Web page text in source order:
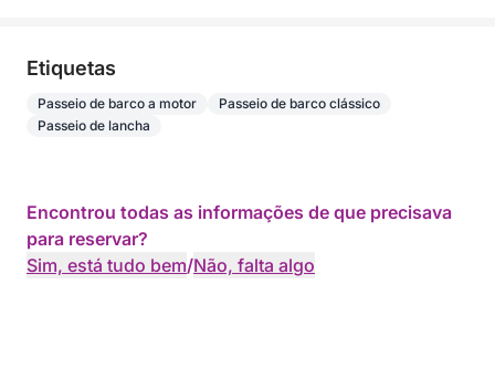
Etiquetas
Passeio de barco a motor
Passeio de barco clássico
Passeio de lancha
Encontrou todas as informações de que precisava
para reservar?
Sim, está tudo bem/Não, falta algo